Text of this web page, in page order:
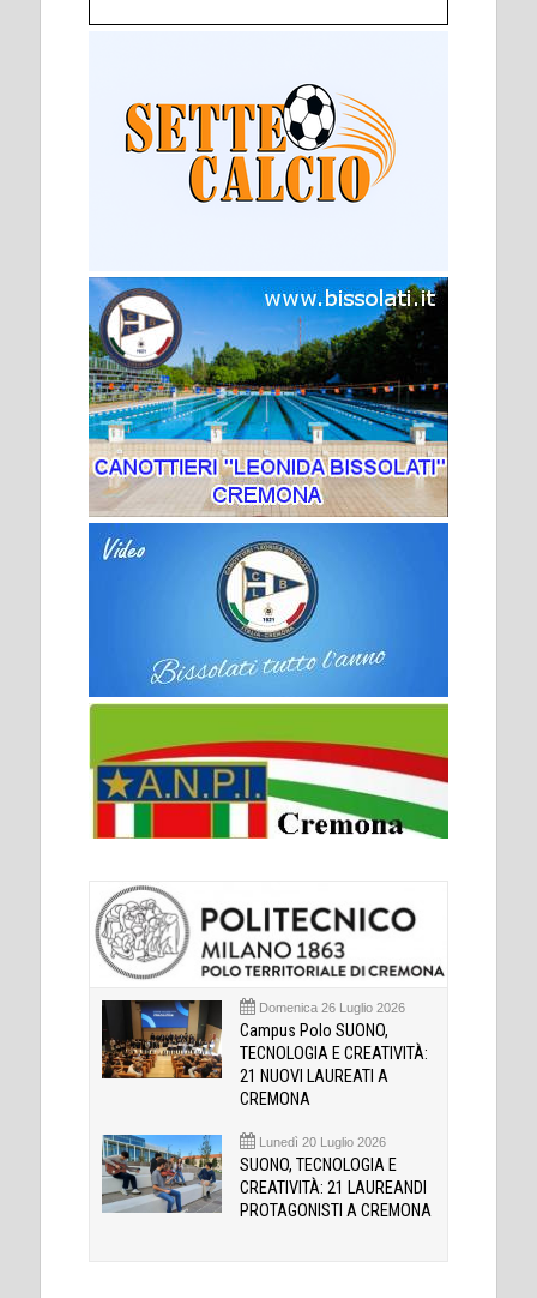
Domenica 26 Luglio 2026
Campus Polo SUONO,
TECNOLOGIA E CREATIVITÀ:
21 NUOVI LAUREATI A
CREMONA
Lunedì 20 Luglio 2026
SUONO, TECNOLOGIA E
CREATIVITÀ: 21 LAUREANDI
PROTAGONISTI A CREMONA